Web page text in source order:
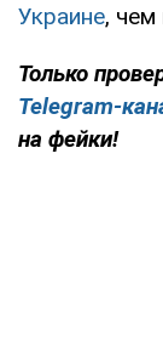
Украине,
Только
Telegram-
на фейки!